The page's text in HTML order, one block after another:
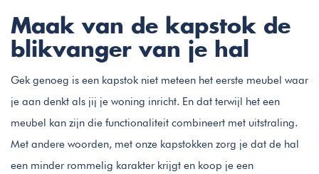
Maak van de kapstok de
blikvanger van je hal
Gek genoeg is een kapstok niet meteen het eerste meubel waar
je aan denkt als jij je woning inricht. En dat terwijl het een
meubel kan zijn die functionaliteit combineert met uitstraling.
Met andere woorden, met onze kapstokken zorg je dat de hal
een minder rommelig karakter krijgt en koop je een